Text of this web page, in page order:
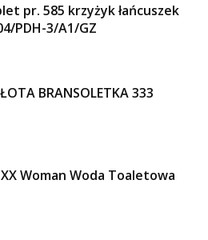
pr. 585 krzyżyk łańcuszek
PDH-3/A1/GZ
BRANSOLETKA 333
Woman Woda Toaletowa